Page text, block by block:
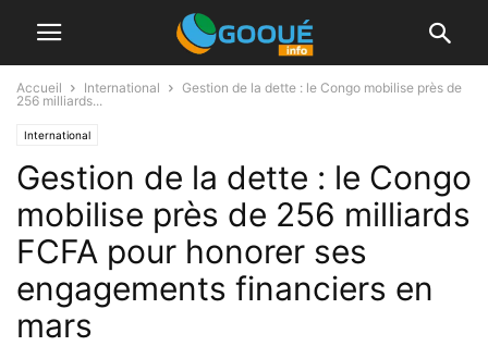
Accueil International
Gestion de la dette : le Congo mobilise près de
256 milliards...
International
Gestion de la dette : le Congo
mobilise près de 256 milliards
FCFA pour honorer ses
engagements financiers en
mars